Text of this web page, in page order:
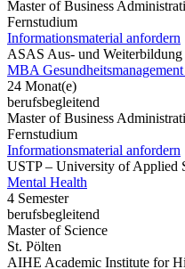
Master of Business
Fernstudium
Informationsmaterial anfordern
ASAS Aus- und
MBA
24 Monat(e)
berufsbegleitend
Master of Business
Fernstudium
Informationsmaterial anfordern
USTP – University of Applied
Mental Health
4 Semester
berufsbegleitend
Master of Science
St. Pölten
AIHE Academic Institute for